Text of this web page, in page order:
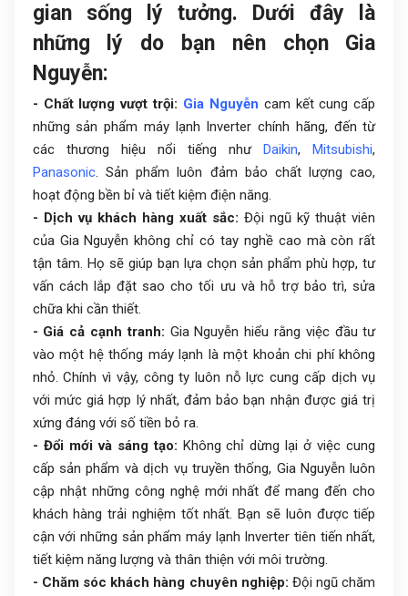
gian sống lý tưởng. Dưới đây là
những lý do bạn nên chọn Gia
Nguyễn:
- Chất lượng vượt trội: Gia Nguyễn cam kết cung cấp
những sản phẩm máy lạnh Inverter chính hãng, đến từ
các thương hiệu nổi tiếng nhưDaikin,Mitsubishi,
Panasonic. Sản phẩm luôn đảm bảo chất lượng cao,
hoạt động bền bỉ và tiết kiệm điện năng.
- Dịch vụ khách hàng xuất sắc: Đội ngũ kỹ thuật viên
của Gia Nguyễn không chỉ có tay nghề cao mà còn rất
tận tâm. Họ sẽ giúp bạn lựa chọn sản phẩm phù hợp, tư
vấn cách lắp đặt sao cho tối ưu và hỗ trợ bảo trì, sửa
chữa khi cần thiết.
- Giá cả cạnh tranh: Gia Nguyễn hiểu rằng việc đầu tư
vào một hệ thống máy lạnh là một khoản chi phí không
nhỏ. Chính vì vậy, công ty luôn nỗ lực cung cấp dịch vụ
với mức giá hợp lý nhất, đảm bảo bạn nhận được giá trị
xứng đáng với số tiền bỏ ra.
- Đổi mới và sáng tạo: Không chỉ dừng lại ở việc cung
cấp sản phẩm và dịch vụ truyền thống, Gia Nguyễn luôn
cập nhật những công nghệ mới nhất để mang đến cho
khách hàng trải nghiệm tốt nhất. Bạn sẽ luôn được tiếp
cận với những sản phẩm máy lạnh Inverter tiên tiến nhất,
tiết kiệm năng lượng và thân thiện với môi trường.
- Chăm sóc khách hàng chuyên nghiệp: Đội ngũ chăm